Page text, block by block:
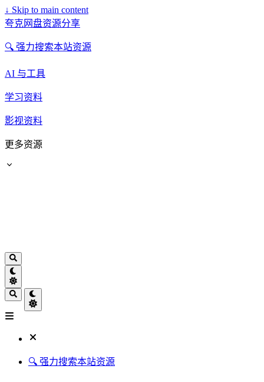
↓ Skip to main content
夸克网盘资源分享
🔍 强力搜索本站资源
AI 与工具
学习资料
影视资料
更多资源
🔍 强力搜索本站资源